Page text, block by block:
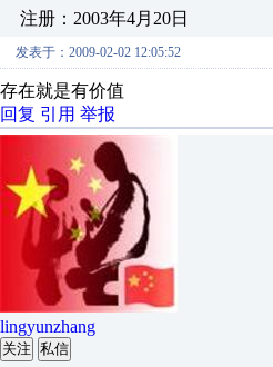
注册：2003年4月20日
发表于：2009-02-02 12:05:52
存在就是有价值
回复 引用 举报
lingyunzhang
关注 私信